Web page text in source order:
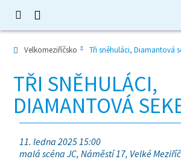
Velkomeziříčsko Tři sněhuláci, Diamantová
TŘI SNĚHULÁCI,
DIAMANTOVÁ
11. ledna 2025 15:00
malá scéna JC, Náměstí 17, Velké